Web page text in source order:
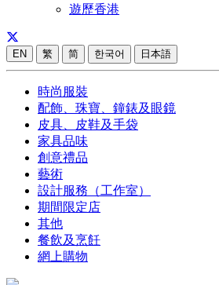
遊歷香港
EN 繁 简 한국어 日本語
時尚服裝
配飾、珠寶、鐘錶及眼鏡
皮具、皮鞋及手袋
家具品味
創意禮品
藝術
設計服務（工作室）
期間限定店
其他
餐飲及烹飪
網上購物